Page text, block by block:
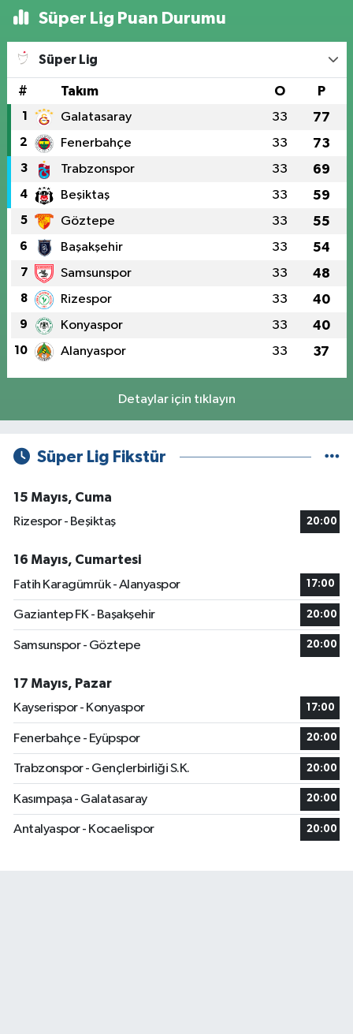
Süper Lig Puan Durumu
Süper Lig
# Takım O P
1 Galatasaray 33 77
2 Fenerbahçe 33 73
3 Trabzonspor 33 69
4 Beşiktaş 33 59
5 Göztepe 33 55
6 Başakşehir 33 54
7 Samsunspor 33 48
8 Rizespor 33 40
9 Konyaspor 33 40
10 Alanyaspor 33 37
Detaylar için tıklayın
Süper Lig Fikstür
15 Mayıs, Cuma
Rizespor - Beşiktaş
20:00
16 Mayıs, Cumartesi
Fatih Karagümrük - Alanyaspor
17:00
Gaziantep FK - Başakşehir 20:00
Samsunspor - Göztepe 20:00
17 Mayıs, Pazar
Kayserispor - Konyaspor
17:00
Fenerbahçe - Eyüpspor 20:00
Trabzonspor - Gençlerbirliği S.K. 20:00
Kasımpaşa - Galatasaray 20:00
Antalyaspor - Kocaelispor 20:00